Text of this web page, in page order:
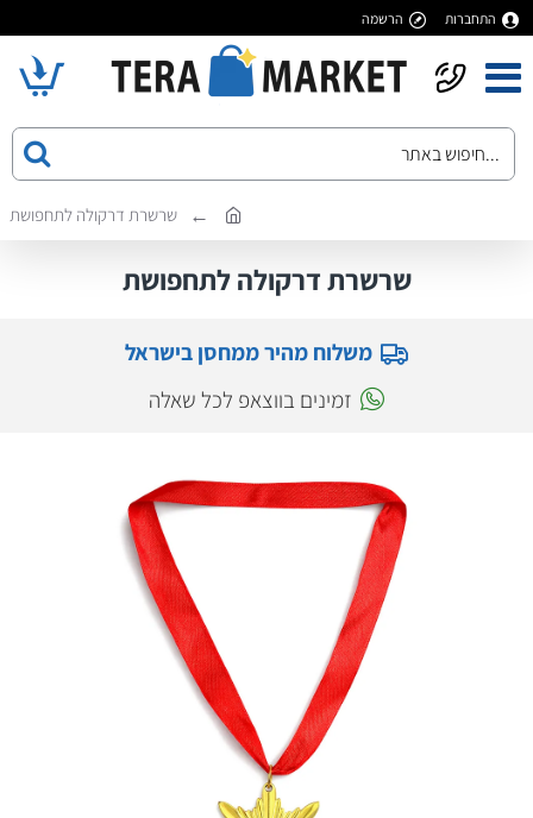
התחברות הרשמה
שרשרת דרקולה לתחפושת
שרשרת דרקולה לתחפושת
משלוח מהיר ממחסן בישראל
זמינים בווצאפ לכל שאלה